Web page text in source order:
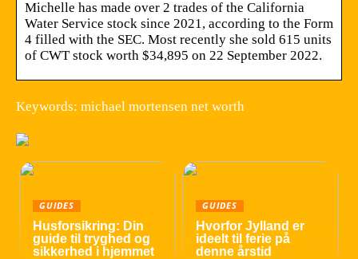
Michelle has made over 2 trades of the California
Water Service stock since 2021, according to the Form
4 filled with the SEC. Most recently she sold 615 units
of CWT stock worth $34,895 on 22 September 2022.
Keywords: michael mortensen net worth
GUIDES
Husforsikring: Din
guide til tryghed og
sikkerhed i hjemmet
GUIDES
Hvorfor Jylland er
ideelt til ferie på
denne årstid